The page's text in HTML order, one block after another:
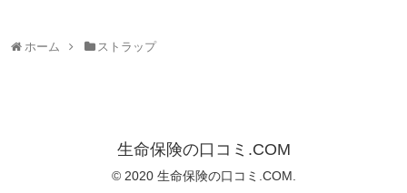
ホーム ストラップ
生命保険の口コミ.COM
© 2020 生命保険の口コミ.COM.